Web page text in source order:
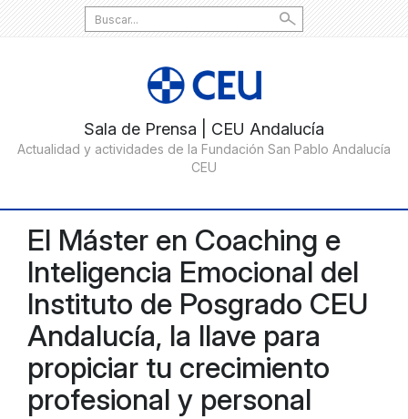
Search
for:
El Máster en Coaching e
Inteligencia Emocional del
Instituto de Posgrado CEU
Andalucía, la llave para
propiciar tu crecimiento
profesional y personal